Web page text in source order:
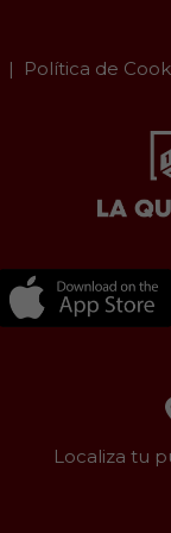
Política de
Localiza tu